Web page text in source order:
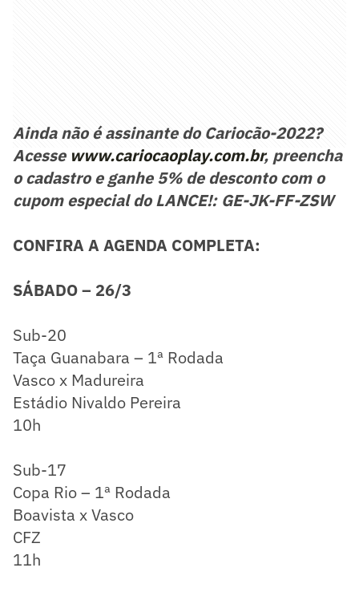
Ainda não é assinante do Cariocão-2022?
Acesse www.cariocaoplay.com.br, preencha
o cadastro e ganhe 5% de desconto com o
cupom especial do LANCE!: GE-JK-FF-ZSW
CONFIRA A AGENDA COMPLETA:
SÁBADO – 26/3
Sub-20
Taça Guanabara – 1ª Rodada
Vasco x Madureira
Estádio Nivaldo Pereira
10h
Sub-17
Copa Rio – 1ª Rodada
Boavista x Vasco
CFZ
11h